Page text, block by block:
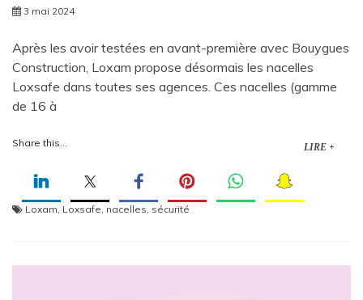
3 mai 2024
Après les avoir testées en avant-première avec Bouygues
Construction, Loxam propose désormais les nacelles
Loxsafe dans toutes ses agences. Ces nacelles (gamme
de 16 à
Share this... LIRE +
Loxam Loxsafe nacelles sécurité